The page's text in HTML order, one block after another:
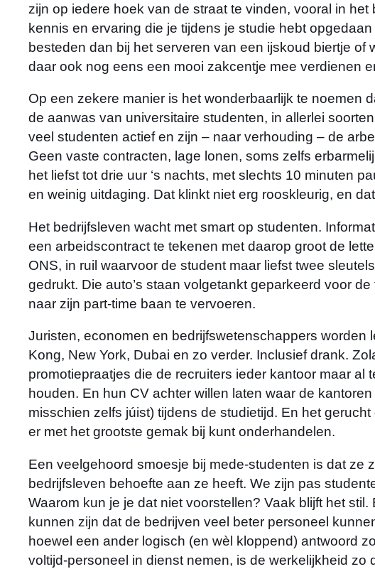
zijn op iedere hoek van de straat te vinden, vooral in
kennis en ervaring die je tijdens je studie hebt
besteden dan bij het serveren van een ijskoud biertje of
daar ook nog eens een mooi zakcentje mee verdienen
Op een zekere manier is het wonderbaarlijk te noemen
de aanwas van universitaire studenten, in allerlei
veel studenten actief en zijn – naar verhouding – de
Geen vaste contracten, lage lonen, soms zelfs
het liefst tot drie uur ‘s nachts, met slechts 10 minuten
en weinig uitdaging. Dat klinkt niet erg rooskleurig, en
Het bedrijfsleven wacht met smart op studenten.
een arbeidscontract te tekenen met daarop groot de
ONS, in ruil waarvoor de student maar liefst twee
gedrukt. Die auto’s staan volgetankt geparkeerd voor
naar zijn part-time baan te vervoeren.
Juristen, economen en bedrijfswetenschappers worden
Kong, New York, Dubai en zo verder. Inclusief drank.
promotiepraatjes die de recruiters ieder kantoor maar al
houden. En hun CV achter willen laten waar de
misschien zelfs júist) tijdens de studietijd. En het
er met het grootste gemak bij kunt onderhandelen.
Een veelgehoord smoesje bij mede-studenten is dat ze
bedrijfsleven behoefte aan ze heeft. We zijn pas
Waarom kun je je dat niet voorstellen? Vaak blijft het
kunnen zijn dat de bedrijven veel beter personeel
hoewel een ander logisch (en wèl kloppend) antwoord
voltijd-personeel in dienst nemen, is de werkelijkheid zo